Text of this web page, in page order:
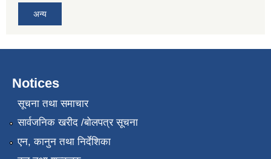
अन्य
Notices
सूचना तथा समाचार
सार्वजनिक खरीद /बोलपत्र सूचना
एन, कानुन तथा निर्देशिका